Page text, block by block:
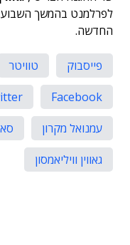
לפרלמנט בהמשך השבוע,
החדשה.
פייסבוק טוויטר
Facebook
עמנואל מקרון
גאווין וויליאמסון